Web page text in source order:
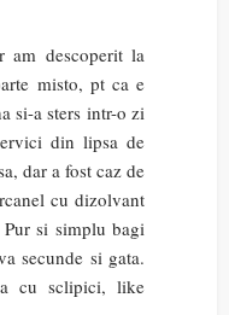
am descoperit la
misto, pt ca e
si-a sters intr-o zi
din lipsa de
dar a fost caz de
cu dizolvant
si simplu bagi
secunde si gata.
cu sclipici, like